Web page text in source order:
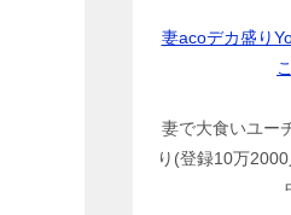
妻acoデカ盛り
妻で大食いユー
り(登録10万